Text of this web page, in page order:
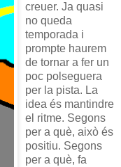
creuer. Ja quasi
no queda
temporada i
prompte haurem
de tornar a fer un
poc polseguera
per la pista. La
idea és mantindre
el ritme. Segons
per a què, això és
positiu. Segons
per a què, fa